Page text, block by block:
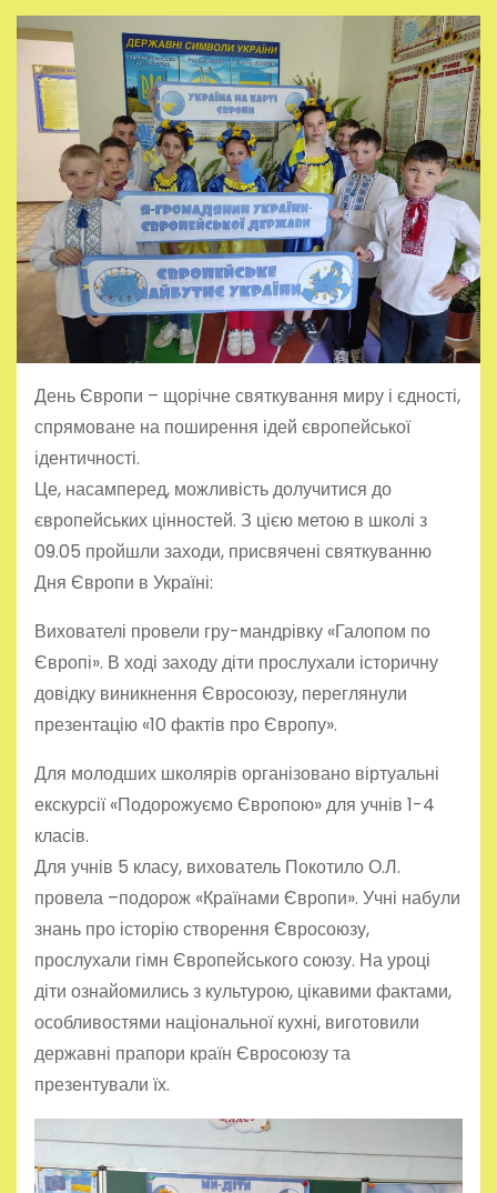
День Європи – щорічне святкування миру і єдності,
спрямоване на поширення ідей європейської
ідентичності.
Це, насамперед, можливість долучитися до
європейських цінностей. З цією метою в школі з
09.05 пройшли заходи, присвячені святкуванню
Дня Європи в Україні:
Вихователі провели гру-мандрівку «Галопом по
Європі». В ході заходу діти прослухали історичну
довідку виникнення Євросоюзу, переглянули
презентацію «10 фактів про Європу».
Для молодших школярів організовано віртуальні
екскурсії «Подорожуємо Європою» для учнів 1-4
класів.
Для учнів 5 класу, вихователь Покотило О.Л.
провела –подорож «Країнами Європи». Учні набули
знань про історію створення Євросоюзу,
прослухали гімн Європейського союзу. На уроці
діти ознайомились з культурою, цікавими фактами,
особливостями національної кухні, виготовили
державні прапори країн Євросоюзу та
презентували їх.